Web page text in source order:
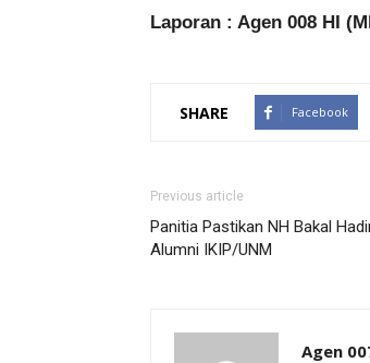
Laporan : Agen 008 HI
SHARE Facebook
Previous article
Panitia Pastikan NH Bakal
Alumni IKIP/UNM
Agen